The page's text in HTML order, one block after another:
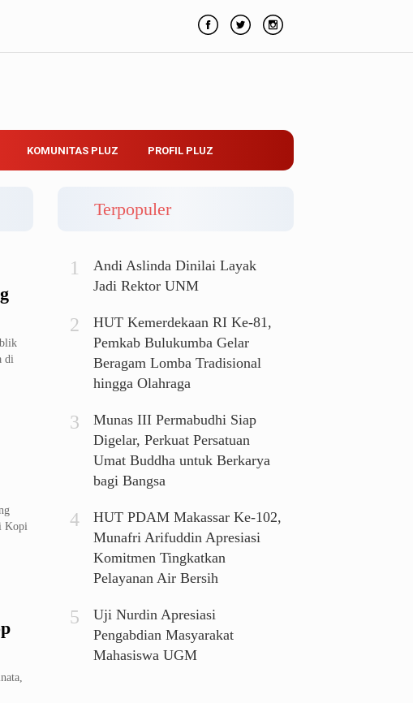
KOMUNITAS PLUZ PROFIL PLUZ
di
Kopi
Terpopuler
Andi Aslinda Dinilai Layak
Jadi Rektor UNM
HUT Kemerdekaan RI Ke-81,
Pemkab Bulukumba Gelar
Beragam Lomba Tradisional
hingga Olahraga
Munas III Permabudhi Siap
Digelar, Perkuat Persatuan
Umat Buddha untuk Berkarya
bagi Bangsa
HUT PDAM Makassar Ke-102,
Munafri Arifuddin Apresiasi
Komitmen Tingkatkan
Pelayanan Air Bersih
Uji Nurdin Apresiasi
Pengabdian Masyarakat
Mahasiswa UGM